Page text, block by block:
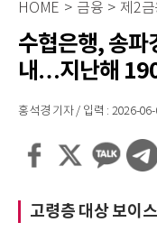
HOME > 금융 > 제2금
수협은행, 송파
내…지난해
홍석경 기자 / 입력 : 2026-
고령층 대상 보이